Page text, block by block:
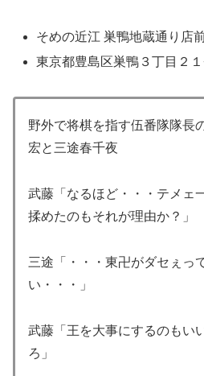
そめの近江 巣鴨地蔵通り店
東京都豊島区巣鴨３丁目２１
野外で将棋を指す伍番隊隊長
宏と三途春千夜
武藤「なるほど・・・テメェ
揉めたのもそれが理由か？」
三途「・・・東卍がダセぇっ
い・・・」
武藤「王を大事にするのもい
ろ」